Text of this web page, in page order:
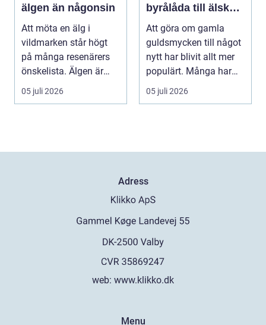
älgen än någonsin
Att möta en älg i
vildmarken står högt
på många resenärers
önskelista. Älgen är
Skandinaviens ikonis...
05 juli 2026
byrålåda till älskad
favorit
Att göra om gamla
guldsmycken till något
nytt har blivit allt mer
populärt. Många har
ärvda ringar, ...
05 juli 2026
Adress
web: www.klikko.dk
Menu